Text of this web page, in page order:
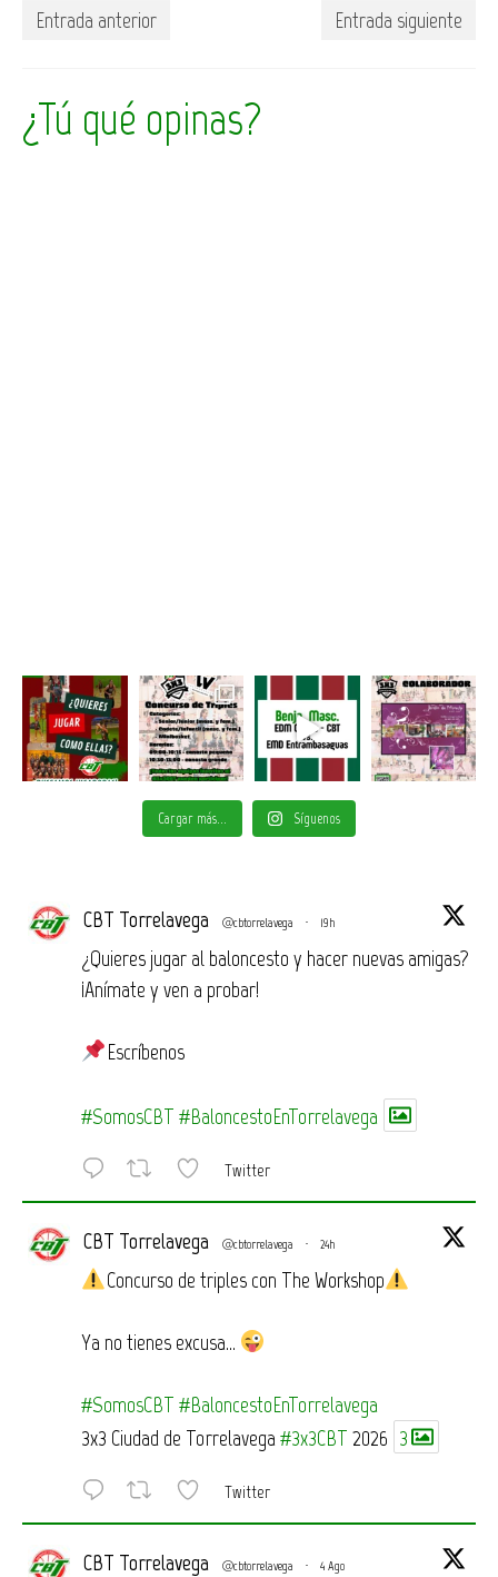
Entrada anterior Entrada siguiente
¿Tú qué opinas?
Cargar más... Síguenos
CBT Torrelavega @cbtorrelavega · 19h
¿Quieres jugar al baloncesto y hacer nuevas amigas?
¡Anímate y ven a probar!
Escríbenos
#SomosCBT #BaloncestoEnTorrelavega
Twitter
CBT Torrelavega @cbtorrelavega · 24h
Concurso de triples con The Workshop
Ya no tienes excusa…
#SomosCBT #BaloncestoEnTorrelavega
3x3 Ciudad de Torrelavega #3x3CBT 2026 3
Twitter
CBT Torrelavega @cbtorrelavega · 4 Ago